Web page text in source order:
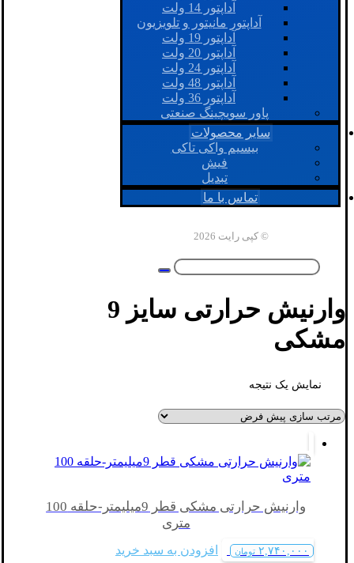
آداپتور 14 ولت
آداپتور مانیتور و تلویزیون
آداپتور 19 ولت
آداپتور 20 ولت
آداپتور 24 ولت
آداپتور 48 ولت
آداپتور 36 ولت
پاور سویچینگ صنعتی
سایر محصولات
بیسیم واکی تاکی
فیش
تبدیل
تماس با ما
© کپی رایت 2026
وارنیش حرارتی سایز 9
مشکی
نمایش یک نتیجه
وارنیش حرارتی مشکی قطر 9میلیمتر-حلقه 100
متری
۲,۷۴۰,۰۰۰ تومان افزودن به سبد خرید